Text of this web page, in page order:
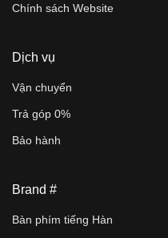
Chính sách Website
Dịch vụ
Vận chuyển
Trả góp 0%
Bảo hành
Brand #
Bàn phím tiếng Hàn